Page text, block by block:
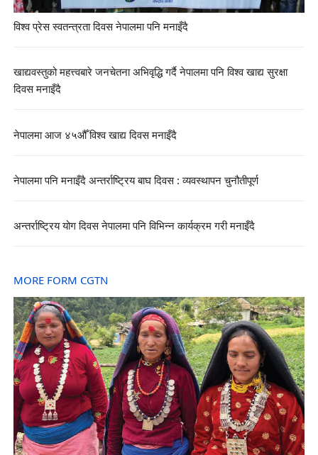
विश्व प्रेस स्वतन्त्रता दिवस नेपालमा पनि मनाइँदै
खाद्यवस्तुको महत्त्वबारे जनचेतना अभिवृद्धि गर्दै नेपालमा पनि विश्व खाद्य सुरक्षा
दिवस मनाइँदै
नेपालमा आज ४५औँ विश्व खाद्य दिवस मनाइँदै
नेपालमा पनि मनाइँदै अन्तर्राष्ट्रिय बाघ दिवस : व्यवस्थापन चुनौतीपूर्ण
अन्तर्राष्ट्रिय योग दिवस नेपालमा पनि विभिन्न कार्यक्रम गरी मनाइँदै
MORE FORM CGTN